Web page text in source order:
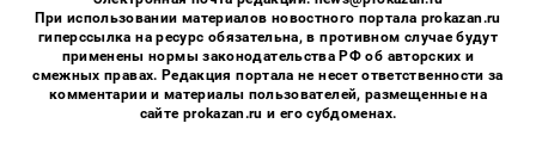
При использовании материалов новостного портала prokazan.ru
гиперссылка на ресурс обязательна, в противном случае будут
применены нормы законодательства РФ об авторских и
смежных правах. Редакция портала не несет ответственности за
комментарии и материалы пользователей, размещенные на
сайте prokazan.ru и его субдоменах.